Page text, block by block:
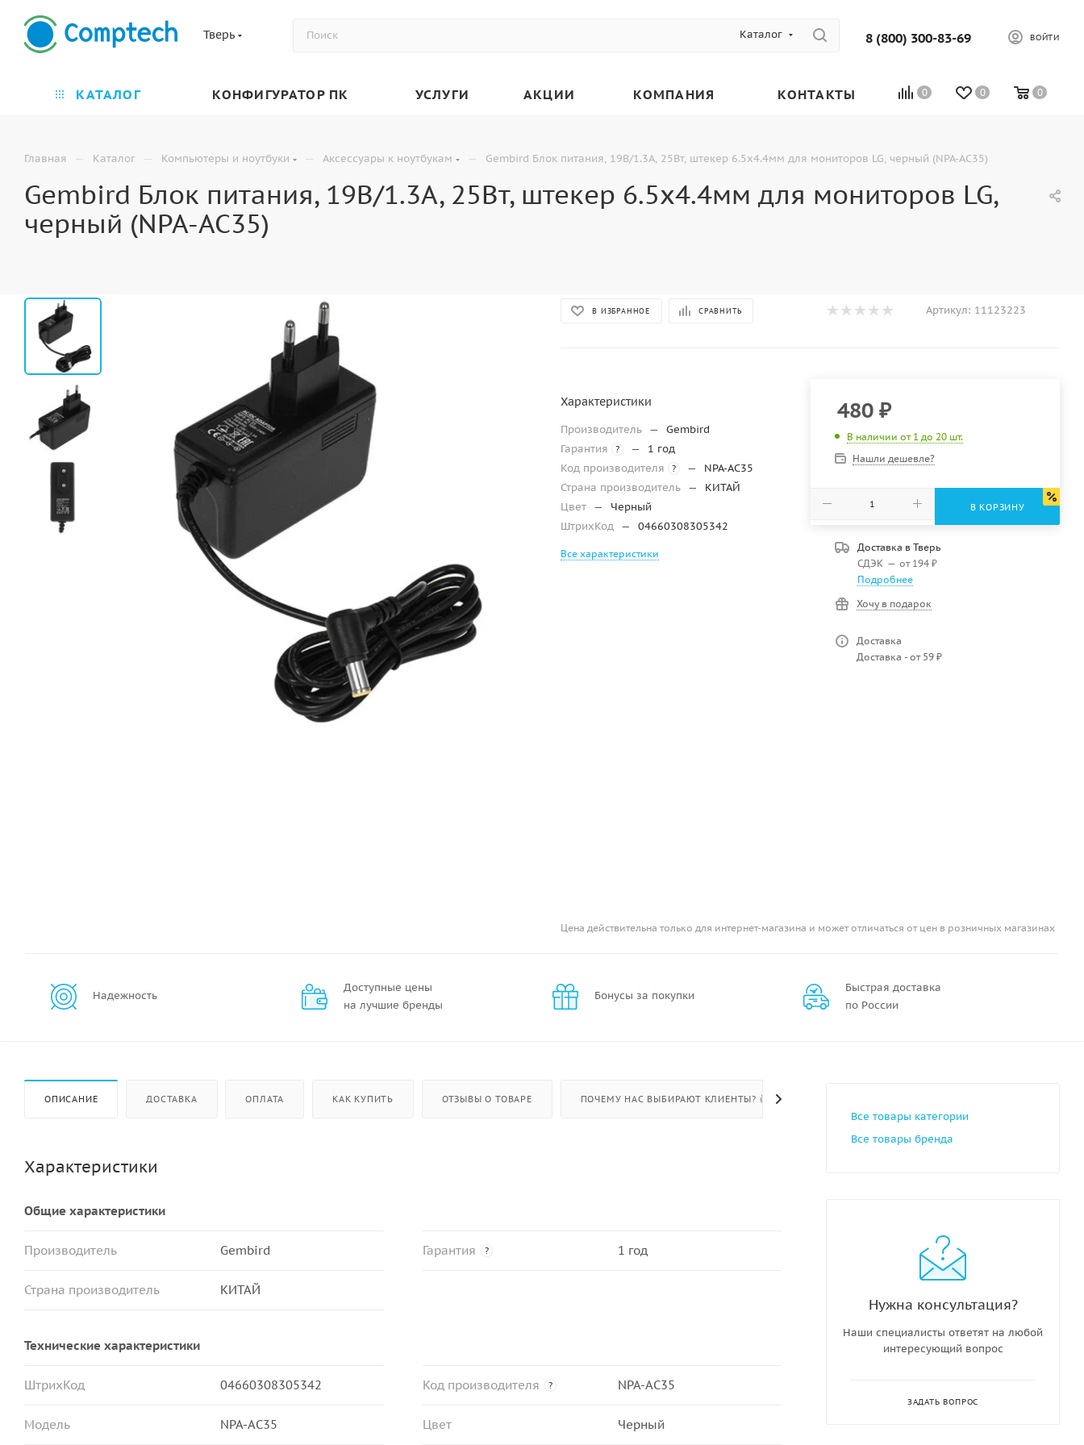
Тверь Каталог 8 (800) 300-83-69 ВОЙТИ
0 0 0
КАТАЛОГ КОНФИГУРАТОР ПК УСЛУГИ АКЦИИ КОМПАНИЯ КОНТАКТЫ
Главная — Каталог — Компьютеры и ноутбуки — Аксессуары к ноутбукам — Gembird Блок питания, 19В/1.3А, 25Вт, штекер 6.5х4.4мм для мониторов LG, черный (NPA-AC35)
Gembird Блок питания, 19В/1.3А, 25Вт, штекер 6.5х4.4мм для мониторов LG,
черный (NPA-AC35)
В ИЗБРАННОЕ СРАВНИТЬ Артикул: 11123223
Характеристики
Производитель —
Gembird
Гарантия
? —
1 год
Код производителя
? —
NPA-AC35
Страна производитель —
КИТАЙ
Цвет —
Черный
ШтрихКод — 04660308305342
Все характеристики
480₽
В наличии от 1 до 20 шт.
Нашли дешевле?
В КОРЗИНУ
Доставка в Тверь
СДЭК — от 194 ₽
Подробнее
Хочу в подарок
Доставка
Доставка - от 59 ₽
Цена действительна только для интернет-магазина и может отличаться от цен в розничных магазинах
Надежность
Доступные цены
на лучшие бренды
Бонусы за покупки
Быстрая доставка
по России
ОПИСАНИЕ ДОСТАВКА ОПЛАТА КАК КУПИТЬ ОТЗЫВЫ О ТОВАРЕ ПОЧЕМУ НАС ВЫБИРАЮТ КЛИЕНТЫ? 👍
Характеристики
Общие характеристики
Производитель Gembird Гарантия ? 1 год
Страна производитель КИТАЙ
Технические характеристики
ШтрихКод 04660308305342 Код производителя ? NPA-AC35
Модель NPA-AC35 Цвет Черный
Все товары категории
Все товары бренда
Нужна консультация?
Наши специалисты ответят на любой
интересующий вопрос
ЗАДАТЬ ВОПРОС